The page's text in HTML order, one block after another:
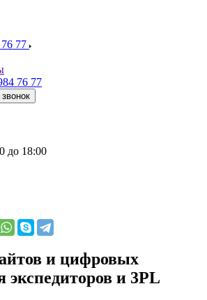
77
76 77
до 18:00
и цифровых
экспедиторов и 3PL